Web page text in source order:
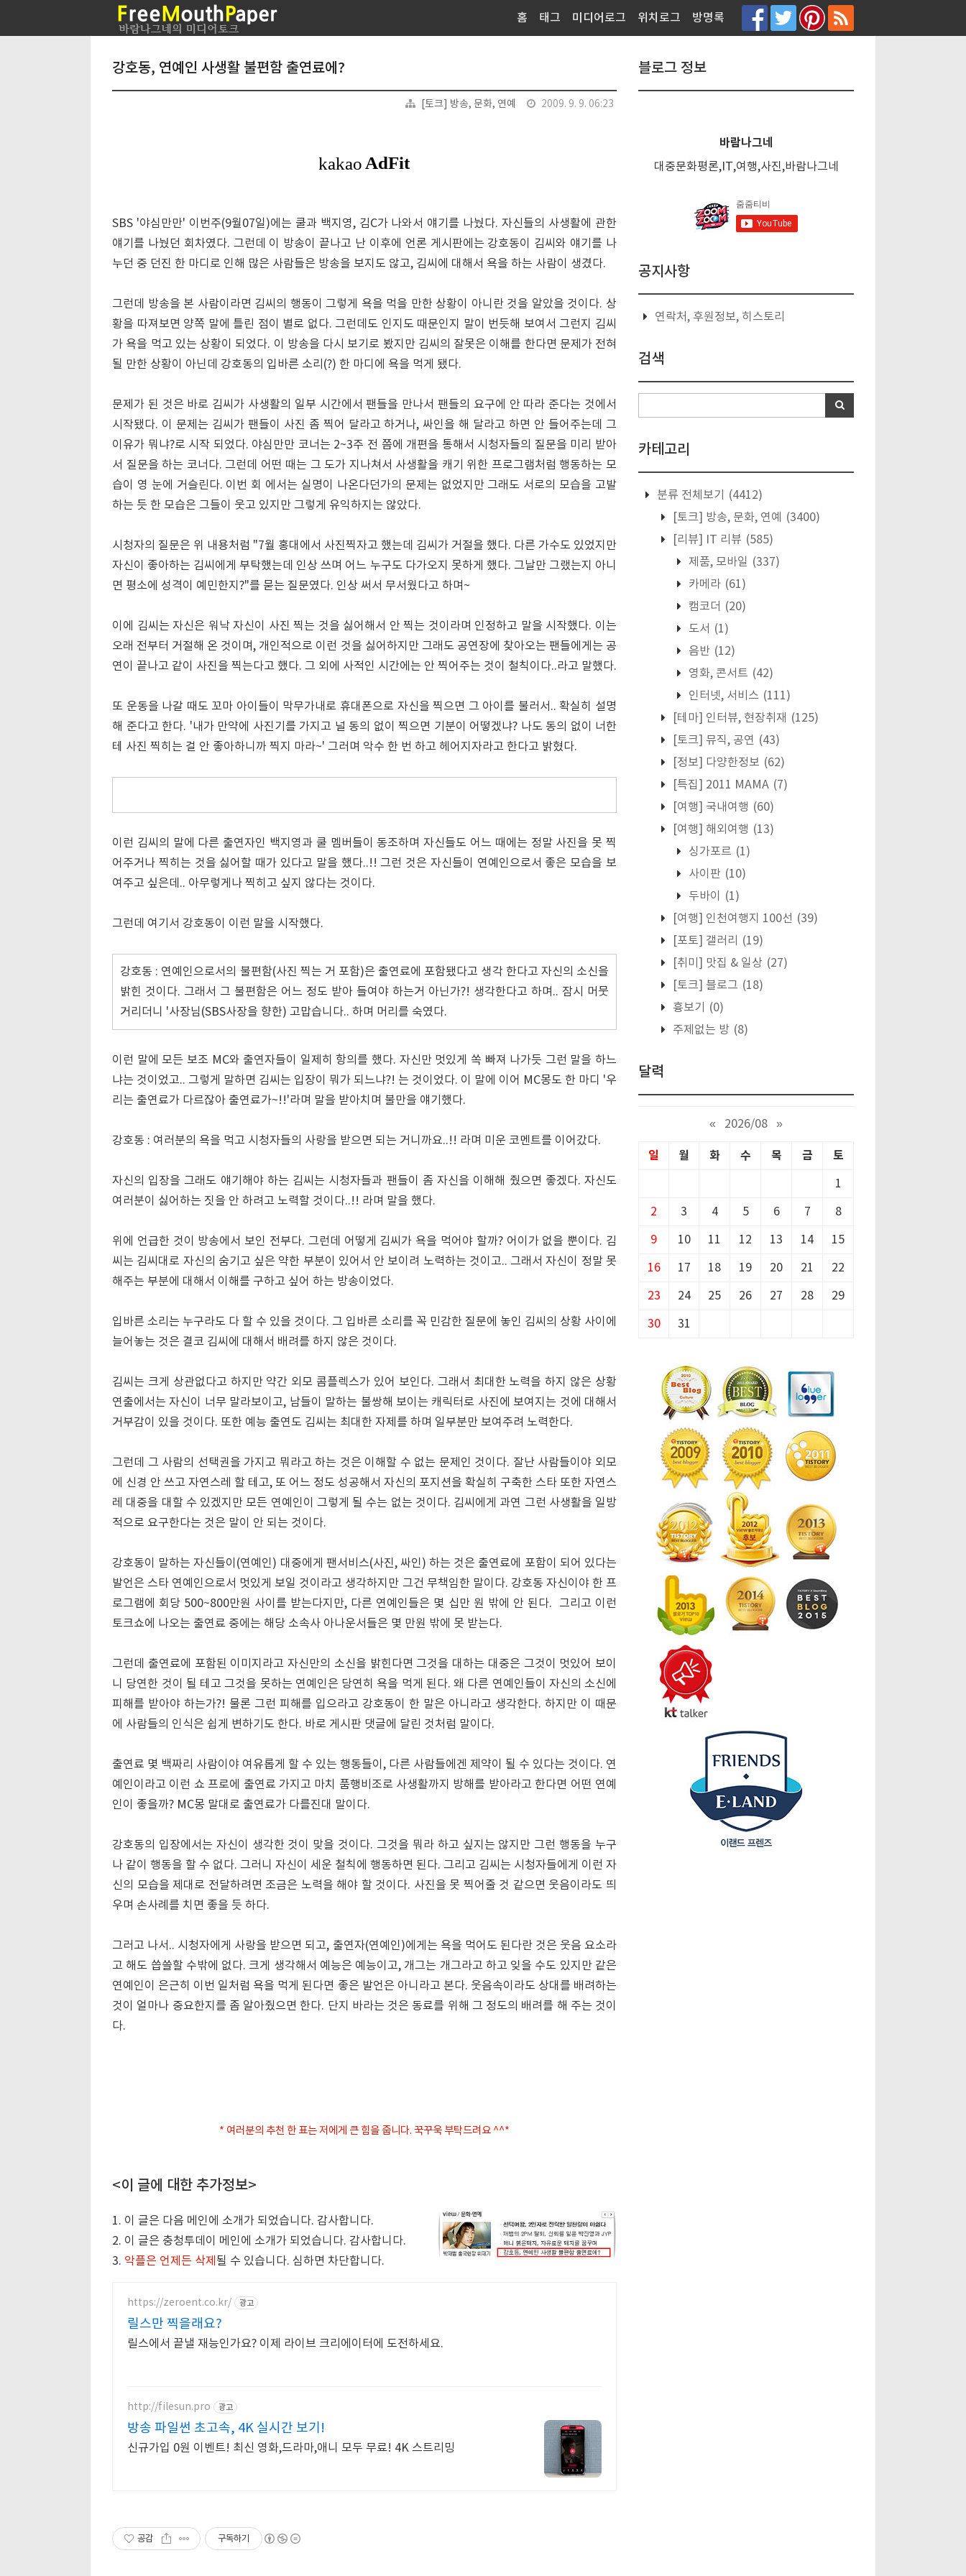
홈 태그 미디어로그 위치로그 방명록
강호동, 연예인 사생활 불편함 출연료에?
[토크] 방송, 문화, 연예 2009. 9. 9. 06:23
SBS '야심만만' 이번주(9월07일)에는 쿨과 백지영, 김C가 나와서 얘기를 나눴다. 자신들의 사생활에 관한
얘기를 나눴던 회차였다. 그런데 이 방송이 끝나고 난 이후에 언론 게시판에는 강호동이 김씨와 얘기를 나
누던 중 던진 한 마디로 인해 많은 사람들은 방송을 보지도 않고, 김씨에 대해서 욕을 하는 사람이 생겼다.
그런데 방송을 본 사람이라면 김씨의 행동이 그렇게 욕을 먹을 만한 상황이 아니란 것을 알았을 것이다. 상
황을 따져보면 양쪽 말에 틀린 점이 별로 없다. 그런데도 인지도 때문인지 말이 번듯해 보여서 그런지 김씨
가 욕을 먹고 있는 상황이 되었다. 이 방송을 다시 보기로 봤지만 김씨의 잘못은 이해를 한다면 문제가 전혀
될 만한 상황이 아닌데 강호동의 입바른 소리(?) 한 마디에 욕을 먹게 됐다.
문제가 된 것은 바로 김씨가 사생활의 일부 시간에서 팬들을 만나서 팬들의 요구에 안 따라 준다는 것에서
시작됐다. 이 문제는 김씨가 팬들이 사진 좀 찍어 달라고 하거나, 싸인을 해 달라고 하면 안 들어주는데 그
이유가 뭐냐?로 시작 되었다. 야심만만 코너는 2~3주 전 쯤에 개편을 통해서 시청자들의 질문을 미리 받아
서 질문을 하는 코너다. 그런데 어떤 때는 그 도가 지나쳐서 사생활을 캐기 위한 프로그램처럼 행동하는 모
습이 영 눈에 거슬린다. 이번 회 에서는 실명이 나온다던가의 문제는 없었지만 그래도 서로의 모습을 고발
하는 듯 한 모습은 그들이 웃고 있지만 그렇게 유익하지는 않았다.
시청자의 질문은 위 내용처럼 "7월 홍대에서 사진찍자고 했는데 김씨가 거절을 했다. 다른 가수도 있었지만
자신이 좋아하는 김씨에게 부탁했는데 인상 쓰며 어느 누구도 다가오지 못하게 했다. 그날만 그랬는지 아니
면 평소에 성격이 예민한지?"를 묻는 질문였다. 인상 써서 무서웠다고 하며~
이에 김씨는 자신은 워낙 자신이 사진 찍는 것을 싫어해서 안 찍는 것이라며 인정하고 말을 시작했다. 이는
오래 전부터 거절해 온 것이며, 개인적으로 이런 것을 싫어하지만 그래도 공연장에 찾아오는 팬들에게는 공
연이 끝나고 같이 사진을 찍는다고 했다. 그 외에 사적인 시간에는 안 찍어주는 것이 철칙이다..라고 말했다.
또 운동을 나갈 때도 꼬마 아이들이 막무가내로 휴대폰으로 자신을 찍으면 그 아이를 불러서.. 확실히 설명
해 준다고 한다. '내가 만약에 사진기를 가지고 널 동의 없이 찍으면 기분이 어떻겠냐? 나도 동의 없이 너한
테 사진 찍히는 걸 안 좋아하니까 찍지 마라~' 그러며 악수 한 번 하고 헤어지자라고 한다고 밝혔다.
이런 김씨의 말에 다른 출연자인 백지영과 쿨 멤버들이 동조하며 자신들도 어느 때에는 정말 사진을 못 찍
어주거나 찍히는 것을 싫어할 때가 있다고 말을 했다..!! 그런 것은 자신들이 연예인으로서 좋은 모습을 보
여주고 싶은데.. 아무렇게나 찍히고 싶지 않다는 것이다.
그런데 여기서 강호동이 이런 말을 시작했다.
강호동 : 연예인으로서의 불편함(사진 찍는 거 포함)은 출연료에 포함됐다고 생각 한다고 자신의 소신을
밝힌 것이다. 그래서 그 불편함은 어느 정도 받아 들여야 하는거 아닌가?! 생각한다고 하며.. 잠시 머뭇
거리더니 '사장님(SBS사장을 향한) 고맙습니다.. 하며 머리를 숙였다.
이런 말에 모든 보조 MC와 출연자들이 일제히 항의를 했다. 자신만 멋있게 쏙 빠져 나가듯 그런 말을 하느
냐는 것이었고.. 그렇게 말하면 김씨는 입장이 뭐가 되느냐?! 는 것이었다. 이 말에 이어 MC몽도 한 마디 '우
리는 출연료가 다르잖아 출연료가~!!'라며 말을 받아치며 불만을 얘기했다.
강호동 : 여러분의 욕을 먹고 시청자들의 사랑을 받으면 되는 거니까요..!! 라며 미운 코멘트를 이어갔다.
자신의 입장을 그래도 얘기해야 하는 김씨는 시청자들과 팬들이 좀 자신을 이해해 줬으면 좋겠다. 자신도
여러분이 싫어하는 짓을 안 하려고 노력할 것이다..!! 라며 말을 했다.
위에 언급한 것이 방송에서 보인 전부다. 그런데 어떻게 김씨가 욕을 먹어야 할까? 어이가 없을 뿐이다. 김
씨는 김씨대로 자신의 숨기고 싶은 약한 부분이 있어서 안 보이려 노력하는 것이고.. 그래서 자신이 정말 못
해주는 부분에 대해서 이해를 구하고 싶어 하는 방송이었다.
입바른 소리는 누구라도 다 할 수 있을 것이다. 그 입바른 소리를 꼭 민감한 질문에 놓인 김씨의 상황 사이에
늘어놓는 것은 결코 김씨에 대해서 배려를 하지 않은 것이다.
김씨는 크게 상관없다고 하지만 약간 외모 콤플렉스가 있어 보인다. 그래서 최대한 노력을 하지 않은 상황
연출에서는 자신이 너무 말라보이고, 남들이 말하는 불쌍해 보이는 캐릭터로 사진에 보여지는 것에 대해서
거부감이 있을 것이다. 또한 예능 출연도 김씨는 최대한 자제를 하며 일부분만 보여주려 노력한다.
그런데 그 사람의 선택권을 가지고 뭐라고 하는 것은 이해할 수 없는 문제인 것이다. 잘난 사람들이야 외모
에 신경 안 쓰고 자연스레 할 테고, 또 어느 정도 성공해서 자신의 포지션을 확실히 구축한 스타 또한 자연스
레 대중을 대할 수 있겠지만 모든 연예인이 그렇게 될 수는 없는 것이다. 김씨에게 과연 그런 사생활을 일방
적으로 요구한다는 것은 말이 안 되는 것이다.
강호동이 말하는 자신들이(연예인) 대중에게 팬서비스(사진, 싸인) 하는 것은 출연료에 포함이 되어 있다는
발언은 스타 연예인으로서 멋있게 보일 것이라고 생각하지만 그건 무책임한 말이다. 강호동 자신이야 한 프
로그램에 회당 500~800만원 사이를 받는다지만, 다른 연예인들은 몇 십만 원 밖에 안 된다. 그리고 이런
토크쇼에 나오는 출연료 중에는 해당 소속사 아나운서들은 몇 만원 밖에 못 받는다.
그런데 출연료에 포함된 이미지라고 자신만의 소신을 밝힌다면 그것을 대하는 대중은 그것이 멋있어 보이
니 당연한 것이 될 테고 그것을 못하는 연예인은 당연히 욕을 먹게 된다. 왜 다른 연예인들이 자신의 소신에
피해를 받아야 하는가?! 물론 그런 피해를 입으라고 강호동이 한 말은 아니라고 생각한다. 하지만 이 때문
에 사람들의 인식은 쉽게 변하기도 한다. 바로 게시판 댓글에 달린 것처럼 말이다.
출연료 몇 백짜리 사람이야 여유롭게 할 수 있는 행동들이, 다른 사람들에겐 제약이 될 수 있다는 것이다. 연
예인이라고 이런 쇼 프로에 출연료 가지고 마치 품행비조로 사생활까지 방해를 받아라고 한다면 어떤 연예
인이 좋을까? MC몽 말대로 출연료가 다를진대 말이다.
강호동의 입장에서는 자신이 생각한 것이 맞을 것이다. 그것을 뭐라 하고 싶지는 않지만 그런 행동을 누구
나 같이 행동을 할 수 없다. 그러니 자신이 세운 철칙에 행동하면 된다. 그리고 김씨는 시청자들에게 이런 자
신의 모습을 제대로 전달하려면 조금은 노력을 해야 할 것이다. 사진을 못 찍어줄 것 같으면 웃음이라도 띄
우며 손사례를 치면 좋을 듯 하다.
그러고 나서.. 시청자에게 사랑을 받으면 되고, 출연자(연예인)에게는 욕을 먹어도 된다란 것은 웃음 요소라
고 해도 씁쓸할 수밖에 없다. 크게 생각해서 예능은 예능이고, 개그는 개그라고 하고 잊을 수도 있지만 같은
연예인이 은근히 이번 일처럼 욕을 먹게 된다면 좋은 발언은 아니라고 본다. 웃음속이라도 상대를 배려하는
것이 얼마나 중요한지를 좀 알아줬으면 한다. 단지 바라는 것은 동료를 위해 그 정도의 배려를 해 주는 것이
다.
* 여러분의 추천 한 표는 저에게 큰 힘을 줍니다. 꾹꾸욱 부탁드려요 ^^*
<이 글에 대한 추가정보>
1. 이 글은 다음 메인에 소개가 되었습니다. 감사합니다.
2. 이 글은 충청투데이 메인에 소개가 되었습니다. 감사합니다.
3. 악플은 언제든 삭제 될 수 있습니다. 심하면 차단합니다.
https://zeroent.co.kr/ 광고
릴스만 찍을래요?
릴스에서 끝낼 재능인가요? 이제 라이브 크리에이터에 도전하세요.
http://filesun.pro 광고
방송 파일썬 초고속, 4K 실시간 보기!
신규가입 0원 이벤트! 최신 영화,드라마,애니 모두 무료! 4K 스트리밍
공감 구독하기
블로그 정보
바람나그네
대중문화평론,IT,여행,사진,바람나그네
공지사항
연락처, 후원정보, 히스토리
검색
카테고리
분류 전체보기
(4412)
[토크] 방송, 문화, 연예
(3400)
[리뷰] IT 리뷰 (585)
제품, 모바일 (337)
카메라 (61)
캠코더 (20)
도서 (1)
음반 (12)
영화, 콘서트 (42)
인터넷, 서비스 (111)
[테마] 인터뷰, 현장취재 (125)
[토크] 뮤직, 공연 (43)
[정보] 다양한정보 (62)
[특집] 2011 MAMA (7)
[여행] 국내여행 (60)
[여행] 해외여행 (13)
싱가포르 (1)
사이판 (10)
두바이
(1)
[여행] 인천여행지 100선 (39)
[포토] 갤러리
(19)
[취미] 맛집 & 일상 (27)
[토크] 블로그 (18)
흉보기
(0)
주제없는 방 (8)
달력
« 2026/08 »
일 월 화 수 목 금 토
1
2 3 4 5 6 7 8
9 10 11 12 13 14 15
16 17 18 19 20 21 22
23 24 25 26 27 28 29
30 31